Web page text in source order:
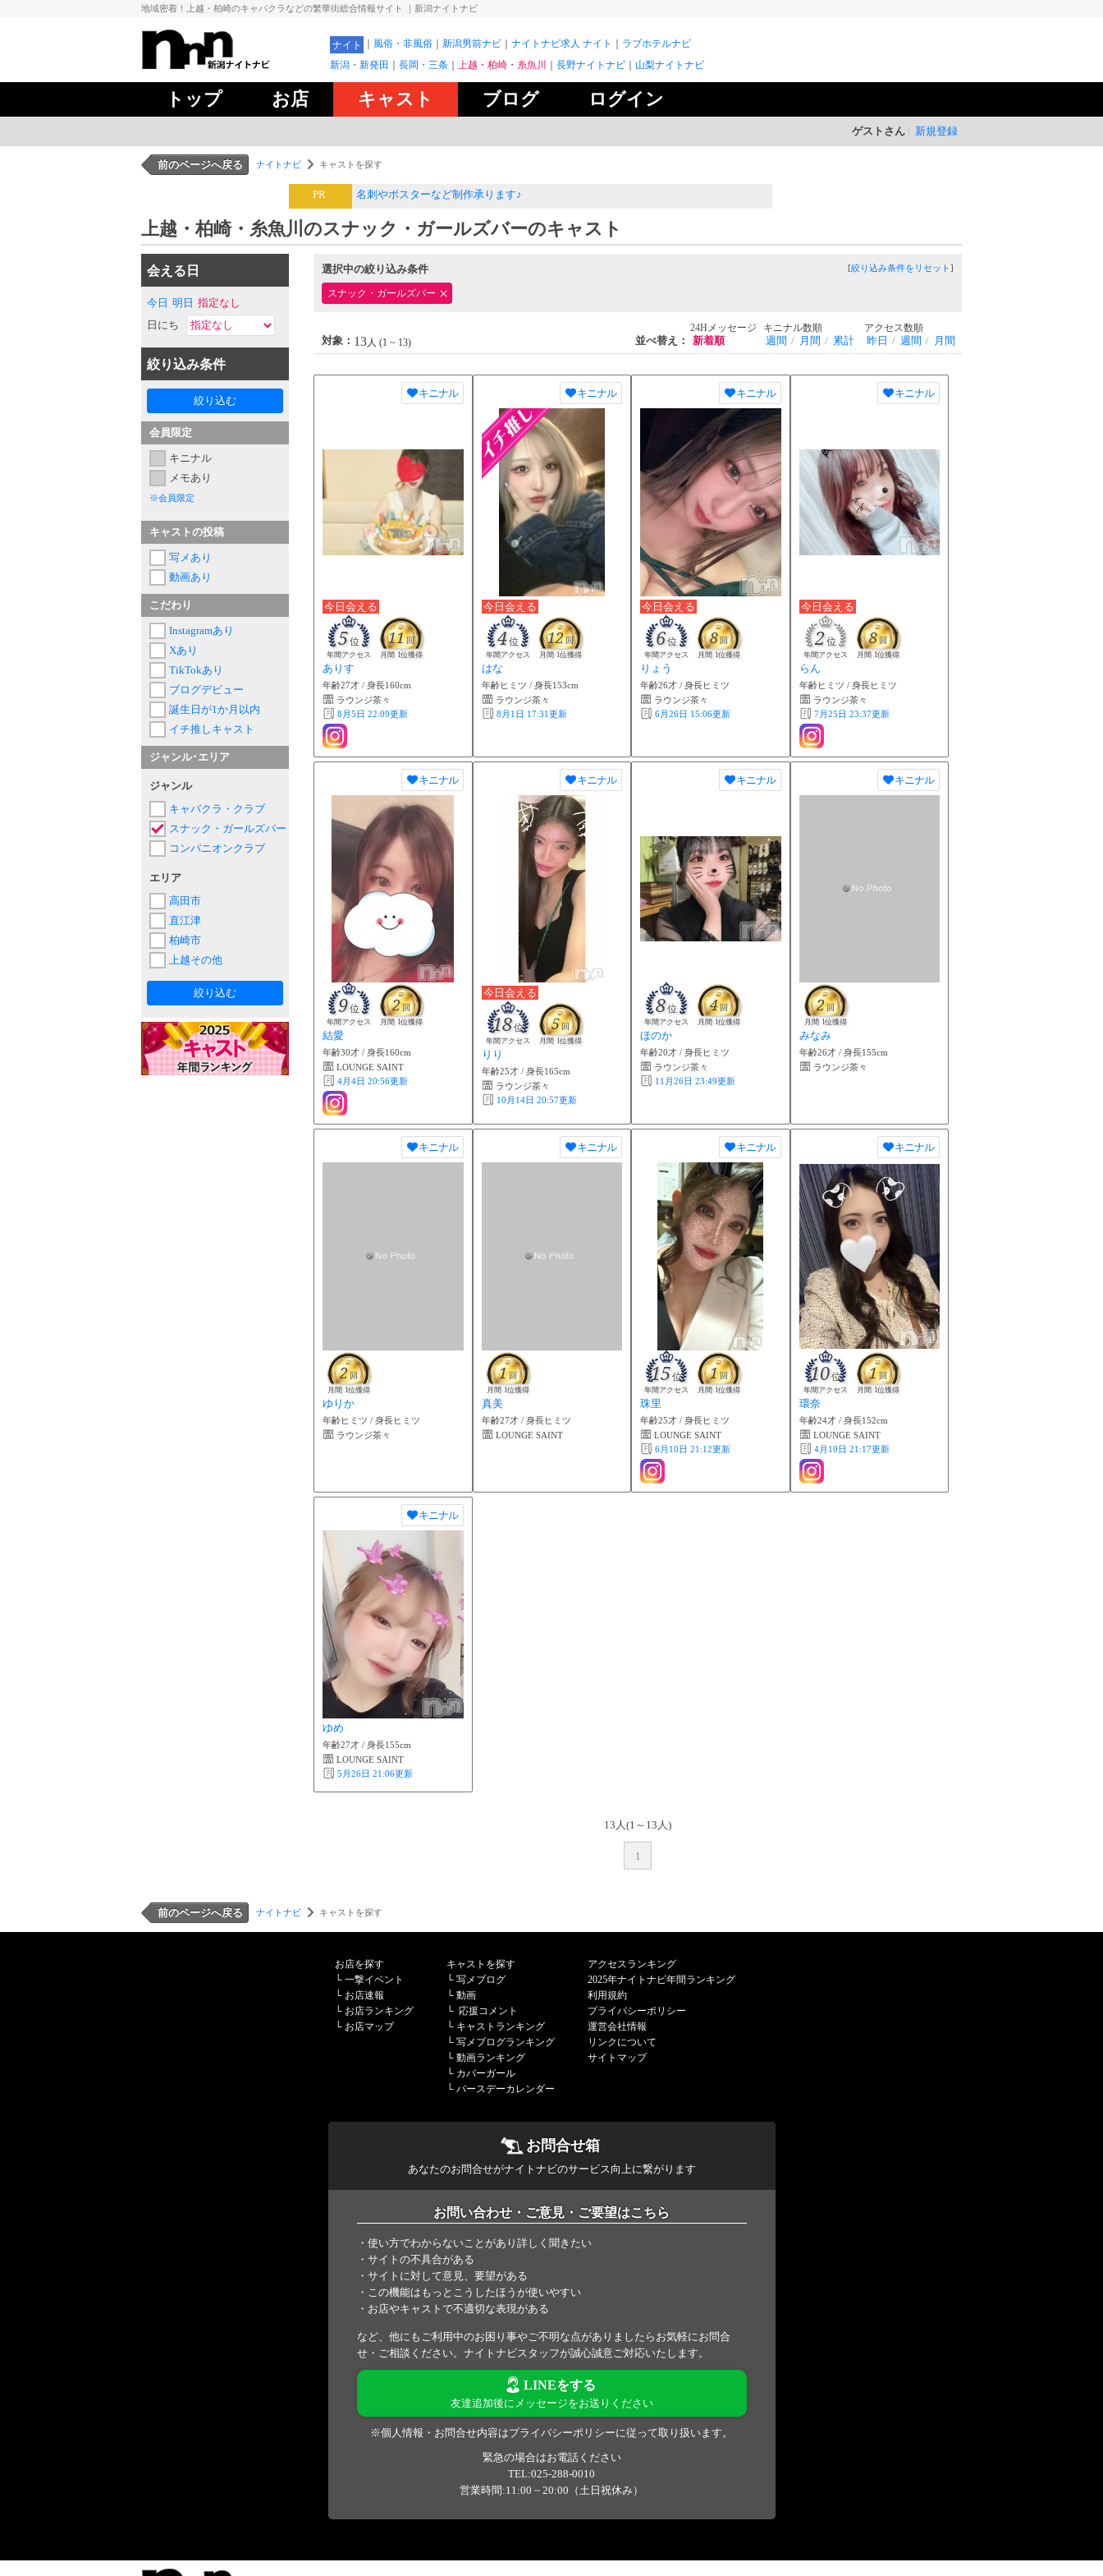
地域密着！上越・柏崎のキャバクラなどの繁華街総合情報サイト ｜新潟ナイトナビ
ナイト 風俗・非風俗 新潟男前ナビ ナイトナビ求人 ナイト
ラブホテルナビ
新潟・新発田
長岡・三条 上越・柏崎・糸魚川 長野ナイトナビ 山梨ナイトナビ
トップ お店 キャスト ブログ ログイン
ゲストさん 新規登録
前のページへ戻る ナイトナビ キャストを探す
PR 名刺やポスターなど制作承ります♪
上越・柏崎・糸魚川のスナック・ガールズバーのキャスト
[絞り込み条件をリセット]
選択中の絞り込み条件
スナック・ガールズバー
対象： 13 人 (1 ~ 13) 並べ替え：
24Hメッセージ
新着順
キニナル数順
週間 月間 累計
アクセス数順
昨日 週間 月間
キニナル
今日会える
年間アクセス
5位
月間 1位獲得
11回
ありす
年齢27才 / 身長160cm
ラウンジ茶々
8月5日 22:09更新
キニナル
今日会える
年間アクセス
4位
月間 1位獲得
12回
はな
年齢ヒミツ / 身長153cm
ラウンジ茶々
8月1日 17:31更新
キニナル
今日会える
年間アクセス
6位
月間 1位獲得
8回
りょう
年齢26才 / 身長ヒミツ
ラウンジ茶々
6月26日 15:06更新
キニナル
今日会える
年間アクセス
2位
月間 1位獲得
8回
らん
年齢ヒミツ / 身長ヒミツ
ラウンジ茶々
7月25日 23:37更新
キニナル
年間アクセス
9位
月間 1位獲得
2回
結愛
年齢30才 / 身長160cm
LOUNGE SAINT
4月4日 20:56更新
キニナル
今日会える
年間アクセス
18位
月間 1位獲得
5回
りり
年齢25才 / 身長165cm
ラウンジ茶々
10月14日 20:57更新
キニナル
年間アクセス
8位
月間 1位獲得
4回
ほのか
年齢20才 / 身長ヒミツ
ラウンジ茶々
11月26日 23:49更新
キニナル
月間 1位獲得
2回
みなみ
年齢26才 / 身長155cm
ラウンジ茶々
キニナル
月間 1位獲得
2回
ゆりか
年齢ヒミツ / 身長ヒミツ
ラウンジ茶々
キニナル
月間 1位獲得
1回
真美
年齢27才 / 身長ヒミツ
LOUNGE SAINT
キニナル
年間アクセス
15位
月間 1位獲得
1回
珠里
年齢25才 / 身長ヒミツ
LOUNGE SAINT
6月10日 21:12更新
キニナル
年間アクセス
10位
月間 1位獲得
1回
環奈
年齢24才 / 身長152cm
LOUNGE SAINT
4月10日 21:17更新
キニナル
ゆめ
年齢27才 / 身長155cm
LOUNGE SAINT
5月26日 21:06更新
13人(1～13人)
1
会える日
今日 明日 指定なし
日にち
絞り込み条件
絞り込む
会員限定
キニナル
メモあり
※会員限定
キャストの投稿
写メあり
動画あり
こだわり
Instagramあり
Xあり
TikTokあり
ブログデビュー
誕生日が1か月以内
イチ推しキャスト
ジャンル･エリア
ジャンル
キャバクラ・クラブ
スナック・ガールズバー
コンパニオンクラブ
エリア
高田市
直江津
柏崎市
上越その他
絞り込む
前のページへ戻る ナイトナビ キャストを探す
お店を探す
└ 一撃イベント
└ お店速報
└ お店ランキング
└ お店マップ
キャストを探す
└ 写メブログ
└ 動画
└ 応援コメント
└ キャストランキング
└ 写メブログランキング
└ 動画ランキング
└ カバーガール
└ バースデーカレンダー
アクセスランキング
2025年ナイトナビ年間ランキング
利用規約
プライバシーポリシー
運営会社情報
リンクについて
サイトマップ
お問合せ箱
あなたのお問合せがナイトナビのサービス向上に繋がります
お問い合わせ・ご意見・ご要望はこちら
・使い方でわからないことがあり詳しく聞きたい
・サイトの不具合がある
・サイトに対して意見、要望がある
・この機能はもっとこうしたほうが使いやすい
・お店やキャストで不適切な表現がある
など、他にもご利用中のお困り事やご不明な点がありましたらお気軽にお問合
せ・ご相談ください。ナイトナビスタッフが誠心誠意ご対応いたします。
LINEをする
友達追加後にメッセージをお送りください
※個人情報・お問合せ内容はプライバシーポリシーに従って取り扱います。
緊急の場合はお電話ください
TEL:025-288-0010
営業時間:11:00 ~ 20:00（土日祝休み）